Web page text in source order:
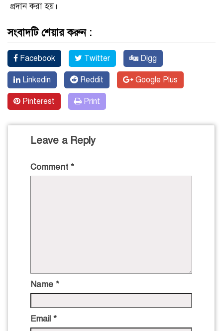
প্রদান করা হয়।
সংবাদটি শেয়ার করুন :
Facebook Twitter Digg
Linkedin Reddit Google Plus
Pinterest Print
Leave a Reply
Comment *
Name *
Email *